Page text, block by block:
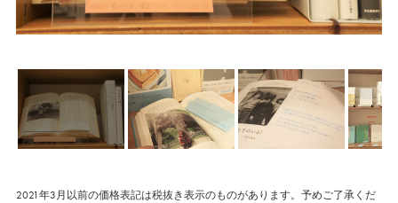
2021年3月以前の価格表記は税抜き表示のものがあります。予めご了承くだ